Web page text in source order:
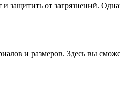
защитить от загрязнений.
и размеров. Здесь вы